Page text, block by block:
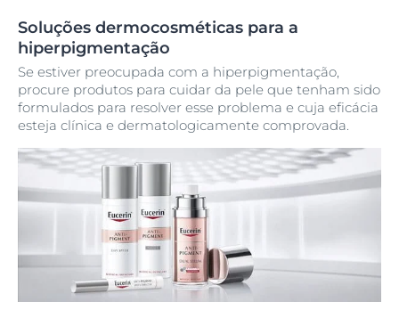
Soluções dermocosméticas para a
hiperpigmentação
Se estiver preocupada com a hiperpigmentação,
procure produtos para cuidar da pele que tenham sido
formulados para resolver esse problema e cuja eficácia
esteja clínica e dermatologicamente comprovada.